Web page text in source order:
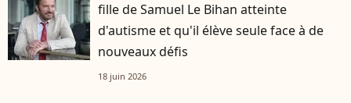
fille de Samuel Le Bihan atteinte
d'autisme et qu'il élève seule face à de
nouveaux défis
18 juin 2026